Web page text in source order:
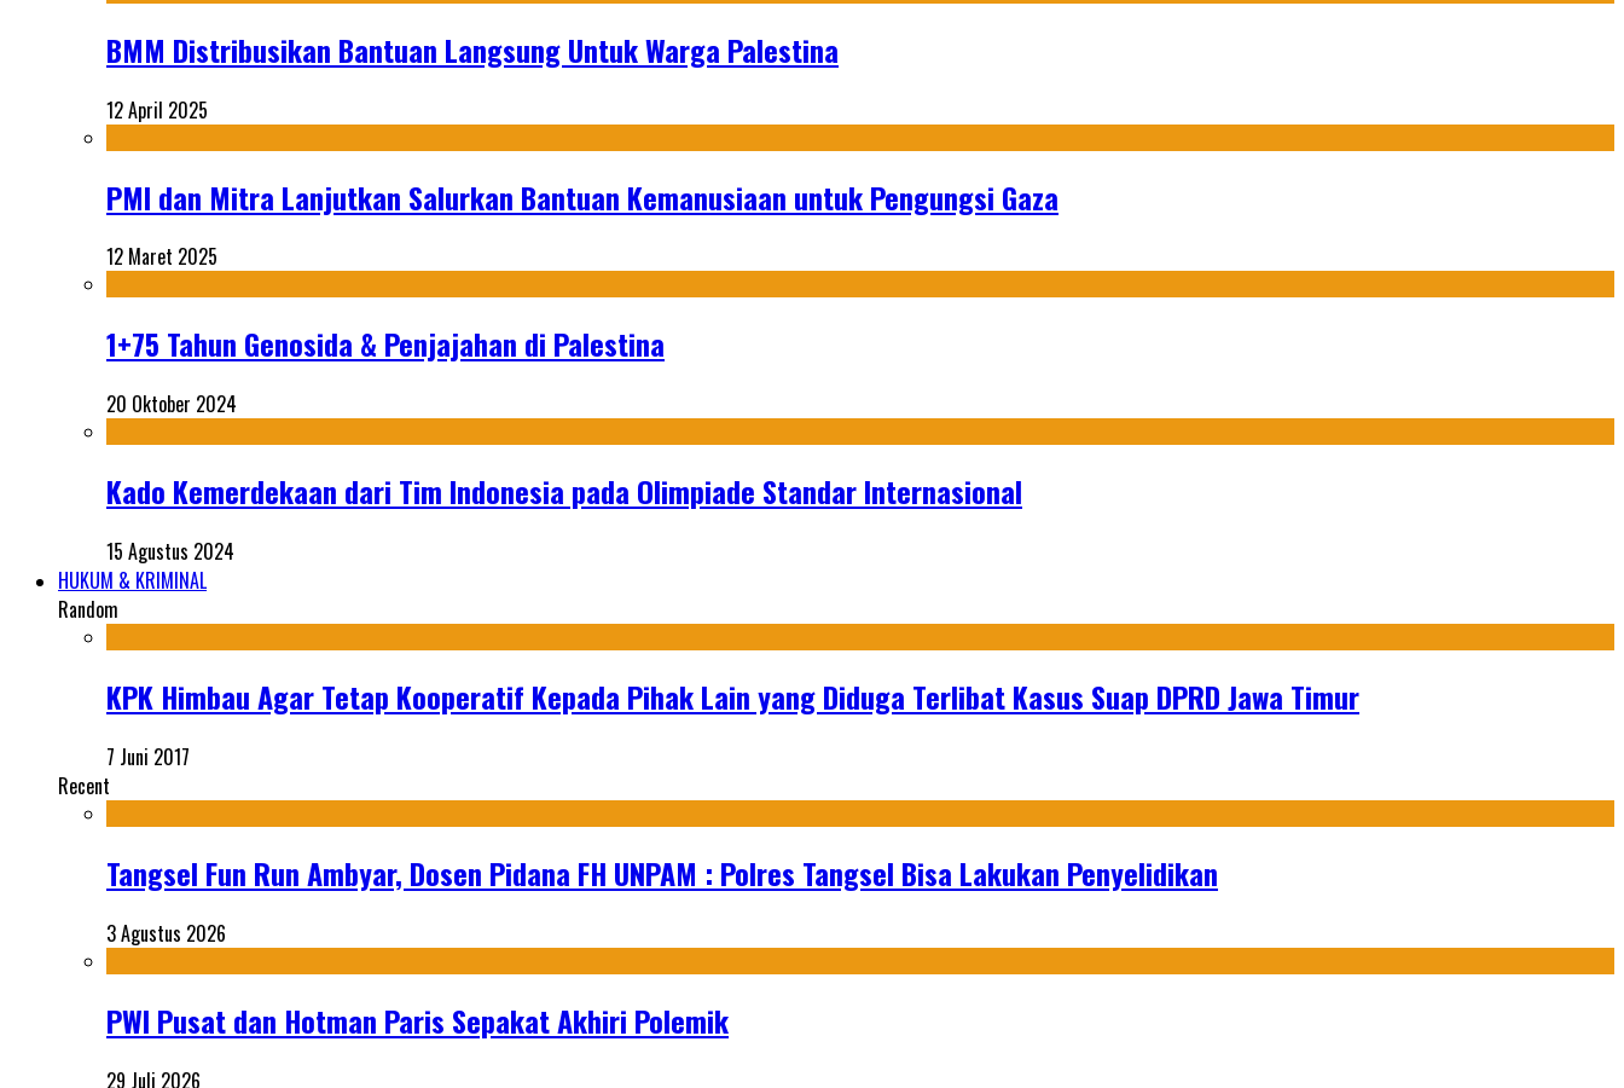
BMM Distribusikan Bantuan Langsung Untuk Warga Palestina
12 April 2025
PMI dan Mitra Lanjutkan Salurkan Bantuan Kemanusiaan untuk Pengungsi Gaza
12 Maret 2025
1+75 Tahun Genosida & Penjajahan di Palestina
20 Oktober 2024
Kado Kemerdekaan dari Tim Indonesia pada Olimpiade Standar Internasional
15 Agustus 2024
HUKUM & KRIMINAL
Random
KPK Himbau Agar Tetap Kooperatif Kepada Pihak Lain yang Diduga Terlibat Kasus Suap DPRD Jawa Timur
7 Juni 2017
Recent
Tangsel Fun Run Ambyar, Dosen Pidana FH UNPAM : Polres Tangsel Bisa Lakukan Penyelidikan
3 Agustus 2026
PWI Pusat dan Hotman Paris Sepakat Akhiri Polemik
29 Juli 2026